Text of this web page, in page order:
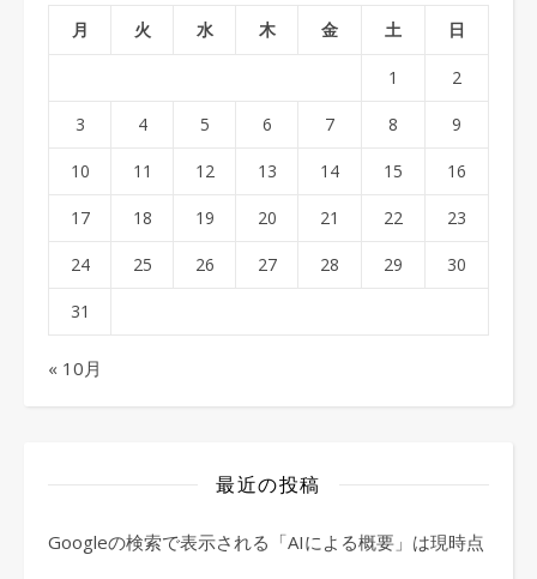
月 火 水 木 金 土 日
1 2
3 4 5 6 7 8 9
10 11 12 13 14 15 16
17 18 19 20 21 22 23
24 25 26 27 28 29 30
31
« 10月
最近の投稿
Googleの検索で表示される「AIによる概要」は現時点